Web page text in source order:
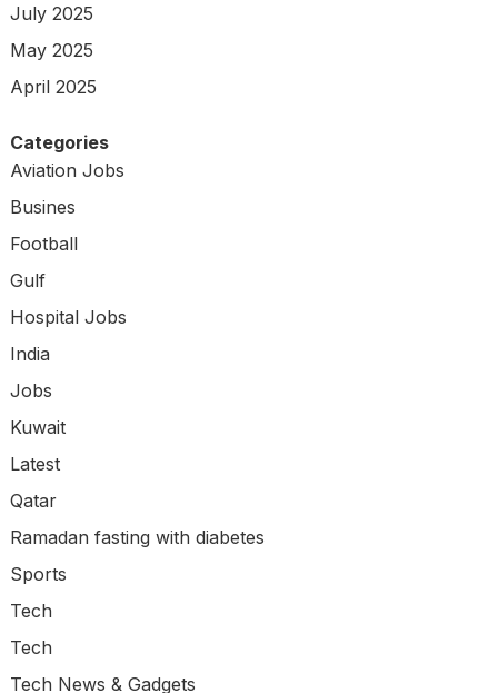
July 2025
May 2025
April 2025
Categories
Aviation Jobs
Busines
Football
Gulf
Hospital Jobs
India
Jobs
Kuwait
Latest
Qatar
Ramadan fasting with diabetes
Sports
Tech
Tech
Tech News & Gadgets